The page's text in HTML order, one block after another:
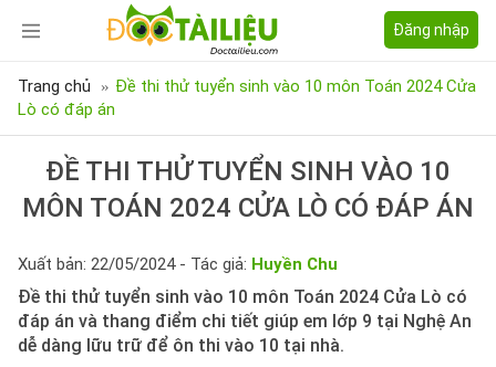
Đăng nhập
Trang chủ
Đề thi thử tuyển sinh vào 10 môn Toán 2024 Cửa
Lò có đáp án
ĐỀ THI THỬ TUYỂN SINH VÀO 10
MÔN TOÁN 2024 CỬA LÒ CÓ ĐÁP ÁN
Xuất bản: 22/05/2024 - Tác giả: Huyền Chu
Đề thi thử tuyển sinh vào 10 môn Toán 2024 Cửa Lò có
đáp án và thang điểm chi tiết giúp em lớp 9 tại Nghệ An
dễ dàng lữu trữ để ôn thi vào 10 tại nhà.